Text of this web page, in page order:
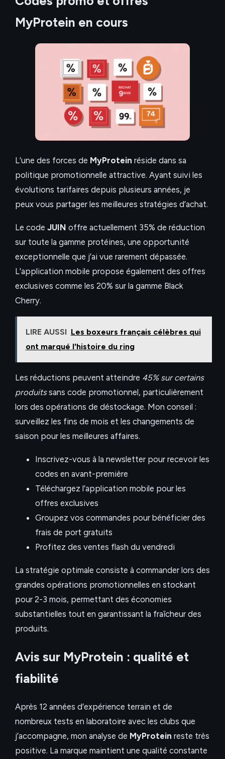
MyProtein en cours
L’une des forces de MyProtein réside dans sa
politique promotionnelle attractive. Ayant suivi les
évolutions tarifaires depuis plusieurs années, je
peux vous partager les meilleures stratégies d’achat.
Le code JUIN offre actuellement 35% de réduction
sur toute la gamme protéines, une opportunité
exceptionnelle que j’ai vue rarement dépassée.
L’application mobile propose également des offres
exclusives comme les 20% sur la gamme Black
Cherry.
LIRE AUSSI Les boxeurs français célèbres qui
ont marqué l'histoire du ring
Les réductions peuvent atteindre 45% sur certains
produitssans code promotionnel, particulièrement
lors des opérations de déstockage. Mon conseil :
surveillez les fins de mois et les changements de
saison pour les meilleures affaires.
Inscrivez-vous à la newsletter pour recevoir les
codes en avant-première
Téléchargez l’application mobile pour les
offres exclusives
Groupez vos commandes pour bénéficier des
frais de port gratuits
Profitez des ventes flash du vendredi
La stratégie optimale consiste à commander lors des
grandes opérations promotionnelles en stockant
pour 2-3 mois, permettant des économies
substantielles tout en garantissant la fraîcheur des
produits.
Avis sur MyProtein : qualité et
fiabilité
Après 12 années d’expérience terrain et de
nombreux tests en laboratoire avec les clubs que
j’accompagne, mon analyse de MyProtein reste très
positive. La marque maintient une qualité constante